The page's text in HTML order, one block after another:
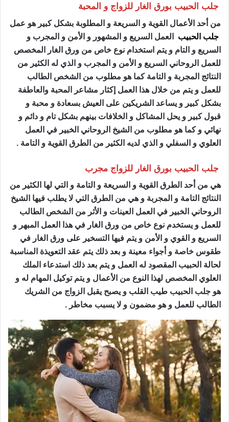
جلب الحبيب بورق الغار للزواج و المحبة
من أحد الأعمال القوية و السريعة و المطلوبة بشكل كبير هو عمل
جلب الحبيب
العمل السريع و المشهور و الأمن و المجرب و
السريع و التام و يتم استخدام نوع خاص من ورق الغار المخصص
للعمل الروحاني السريع و الأمن و المجرب و الذي له الكثير من
النتائج المجربة و التامة كما هو مطلوب من الشخص الطالب
للعمل و يتم من خلال هذا العمل إكثار مشاعر المحبة والعاطفة
بشكل كبير و يساعد الشريكين على العيش بسعادة و محبة و
قبول كبير و يحل المشاكل و الخلافات بينهم بشكل تام و دائم و
نهائي و كما هو مطلوب من الشيخ الروحاني الخبير في العمل
العلوي و السفلي و الذي لديه الكثير من الطرق القوية و التامة .
جلب الحبيب بورق الغار للزواج مجرب
هي من أحد الطرق القوية و السريعة و التامة و التي لها الكثير من
النتائج التامة و المجربة و هي من الطرق التي لا يطلب فيها الشيخ
الروحاني الخبير في العمل العينات و الأثر من الشخص الطالب
للعمل و يستخدم نوع خاص من ورق الغار في هذا العمل المبهر و
السريع و القوي و الأمن و يتم فيها التسخير على ورق الغار في
طقوس خاصة و أجواء معينة و بعد ذلك يتم عقد التعويذة المناسبة
لحالة الحبيب المقصود له العمل و يتم بعد ذلك استدعاء الملك
العلوي المخصص لهذا النوع من الأعمال و يتم توكيل المهام له و
هو جلب الحبيب طيب القلب و يصبح يقبل الزواج من الشريك
الطالب للعمل و هو مضمون و لا يسبب مخاطر .